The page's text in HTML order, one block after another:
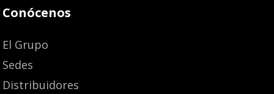
Conócenos
El Grupo
Sedes
Distribuidores